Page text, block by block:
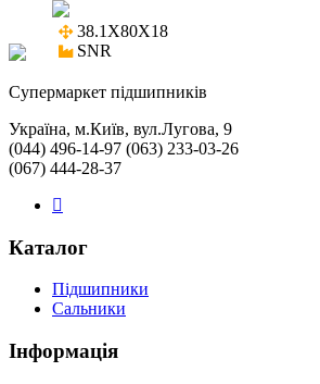
38.1X80X18
SNR
Cупермаркет підшипників
Україна, м.Київ, вул.Лугова, 9
(044) 496-14-97 (063) 233-03-26
(067) 444-28-37
Каталог
Підшипники
Сальники
Інформація